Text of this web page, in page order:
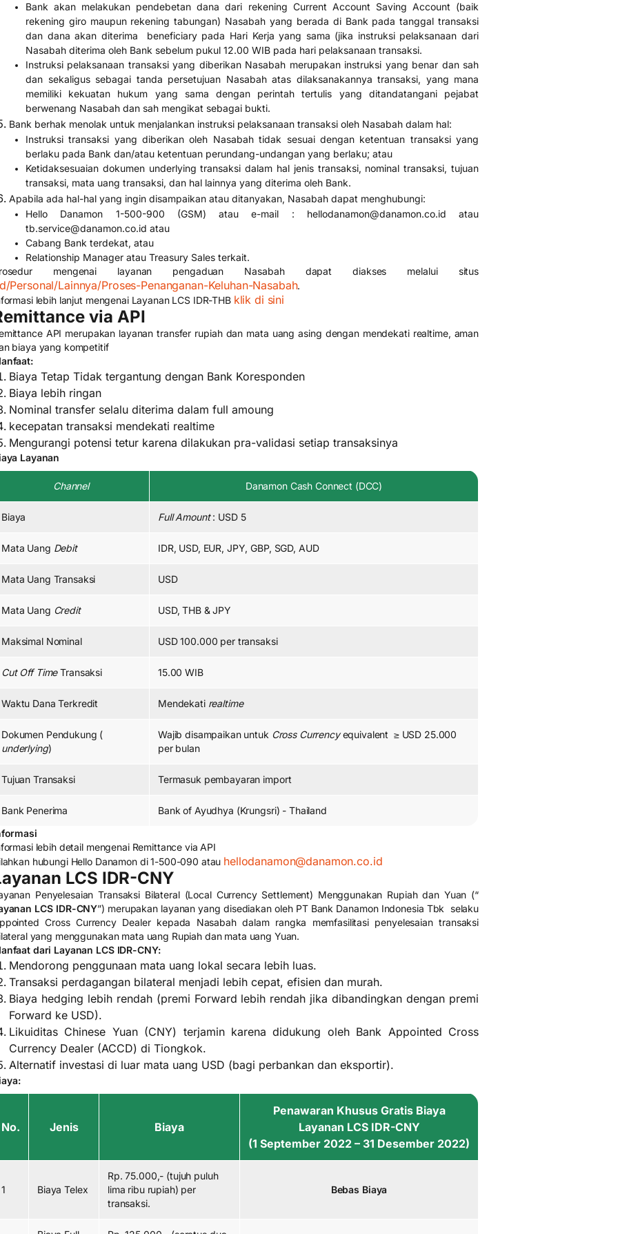
Bank akan melakukan pendebetan dana dari rekening Current Account Saving Account (baik
rekening giro maupun rekening tabungan) Nasabah yang berada di Bank pada tanggal transaksi
dan dana akan diterima beneficiary pada Hari Kerja yang sama (jika instruksi pelaksanaan dari
Nasabah diterima oleh Bank sebelum pukul 12.00 WIB pada hari pelaksanaan transaksi.
Instruksi pelaksanaan transaksi yang diberikan Nasabah merupakan instruksi yang benar dan sah
dan sekaligus sebagai tanda persetujuan Nasabah atas dilaksanakannya transaksi, yang mana
memiliki kekuatan hukum yang sama dengan perintah tertulis yang ditandatangani pejabat
berwenang Nasabah dan sah mengikat sebagai bukti.
Bank berhak menolak untuk menjalankan instruksi pelaksanaan transaksi oleh Nasabah dalam hal:
Instruksi transaksi yang diberikan oleh Nasabah tidak sesuai dengan ketentuan transaksi yang
berlaku pada Bank dan/atau ketentuan perundang-undangan yang berlaku; atau
Ketidaksesuaian dokumen underlying transaksi dalam hal jenis transaksi, nominal transaksi, tujuan
transaksi, mata uang transaksi, dan hal lainnya yang diterima oleh Bank.
Apabila ada hal-hal yang ingin disampaikan atau ditanyakan, Nasabah dapat menghubungi:
Hello Danamon 1-500-900 (GSM) atau e-mail : hellodanamon@danamon.co.id atau
tb.service@danamon.co.id atau
Cabang Bank terdekat, atau
Relationship Manager atau Treasury Sales terkait.
mengenai layanan pengaduan Nasabah dapat diakses melalui situs
Personal/Lainnya/Proses-Penanganan-Keluhan-Nasabah.
lebih lanjut mengenai Layanan LCS IDR-THB klik di sini
via API
API merupakan layanan transfer rupiah dan mata uang asing dengan mendekati realtime, aman
biaya yang kompetitif
Biaya Tetap Tidak tergantung dengan Bank Koresponden
Biaya lebih ringan
Nominal transfer selalu diterima dalam full amoung
kecepatan transaksi mendekati realtime
Mengurangi potensi tetur karena dilakukan pra-validasi setiap transaksinya
Layanan
Channel Danamon Cash Connect (DCC)
Biaya Full Amount : USD 5
Mata Uang Debit IDR, USD, EUR, JPY, GBP, SGD, AUD
Mata Uang Transaksi USD
Mata Uang Credit USD, THB & JPY
Maksimal Nominal USD 100.000 per transaksi
Cut Off Time Transaksi 15.00 WIB
Waktu Dana Terkredit Mendekati realtime
Dokumen Pendukung (
underlying)
Wajib disampaikan untuk Cross Currencyequivalent ≥ USD 25.000
per bulan
Tujuan Transaksi Termasuk pembayaran import
Bank Penerima
Bank of Ayudhya (Krungsri) - Thailand
lebih detail mengenai Remittance via API
hubungi Hello Danamon di 1-500-090 atau hellodanamon@danamon.co.id
LCS IDR-CNY
Penyelesaian Transaksi Bilateral (Local Currency Settlement) Menggunakan Rupiah dan Yuan (“
LCS IDR-CNY”) merupakan layanan yang disediakan oleh PT Bank Danamon Indonesia Tbk selaku
Cross Currency Dealer kepada Nasabah dalam rangka memfasilitasi penyelesaian transaksi
yang menggunakan mata uang Rupiah dan mata uang Yuan.
dari Layanan LCS IDR-CNY:
Mendorong penggunaan mata uang lokal secara lebih luas.
Transaksi perdagangan bilateral menjadi lebih cepat, efisien dan murah.
Biaya hedging lebih rendah (premi Forward lebih rendah jika dibandingkan dengan premi
Forward ke USD).
Likuiditas Chinese Yuan (CNY) terjamin karena didukung oleh Bank Appointed Cross
Currency Dealer (ACCD) di Tiongkok.
Alternatif investasi di luar mata uang USD (bagi perbankan dan eksportir).
No. Jenis Biaya
Penawaran Khusus Gratis Biaya
Layanan LCS IDR-CNY
(1 September 2022 – 31 Desember 2022)
1 Biaya Telex
Rp. 75.000,- (tujuh puluh
lima ribu rupiah) per
transaksi.
Bebas Biaya